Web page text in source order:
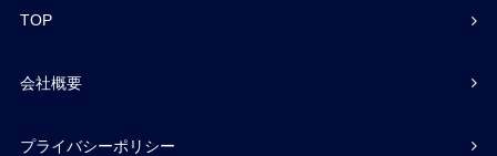
TOP
会社概要
プライバシーポリシー